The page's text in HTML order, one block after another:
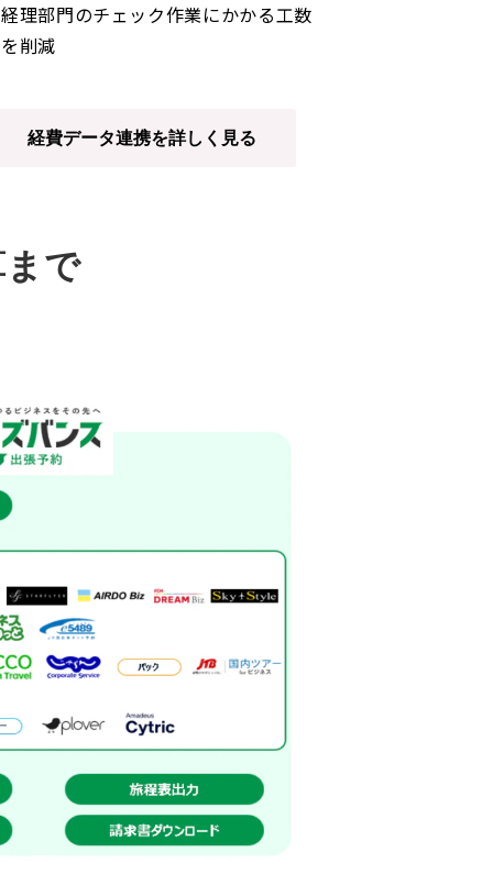
経理部門のチェック作業にかかる工数
を削減
経費データ連携を詳しく見る
で